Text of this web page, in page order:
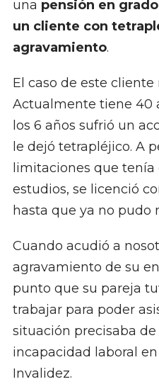
una pensión en
un cliente con
agravamiento.
El caso de este
Actualmente tiene 40
los 6 años sufrió un
le dejó tetrapléjico. A
limitaciones que
estudios, se licenció
hasta que ya no pudo
Cuando acudió a
agravamiento de su
punto que su pareja
trabajar para poder
situación precisaba
incapacidad laboral
Invalidez.